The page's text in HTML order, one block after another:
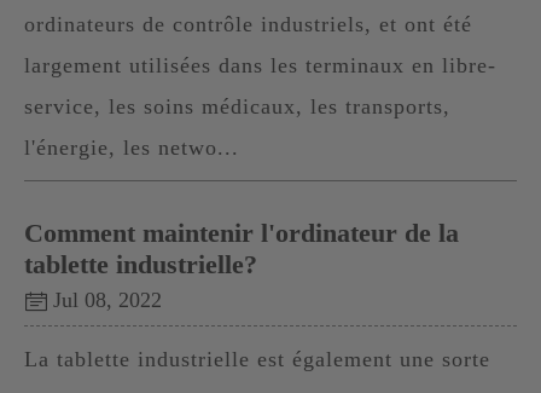
ordinateurs de contrôle industriels, et ont été
largement utilisées dans les terminaux en libre-
service, les soins médicaux, les transports,
l'énergie, les netwo...
Comment maintenir l'ordinateur de la
tablette industrielle?
Jul 08, 2022
La tablette industrielle est également une sorte